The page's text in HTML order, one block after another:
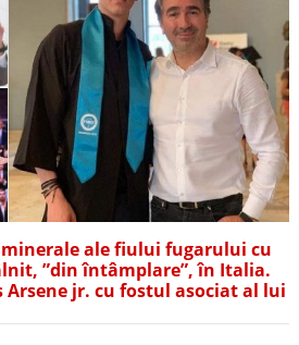
ale fiului fugarului cu
”din întâmplare”, în Italia.
Arsene jr. cu fostul asociat al lui